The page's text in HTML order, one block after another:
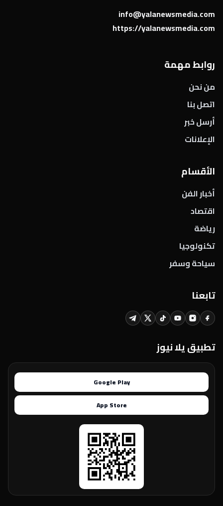
info@yalanewsmedia.com
https://yalanewsmedia.com
روابط مهمة
من نحن
اتصل بنا
أرسل خبر
الإعلانات
الأقسام
أخبار الفن
اقتصاد
رياضة
تكنولوجيا
سياحة وسفر
تابعنا
تطبيق يلا نيوز
Google Play
App Store